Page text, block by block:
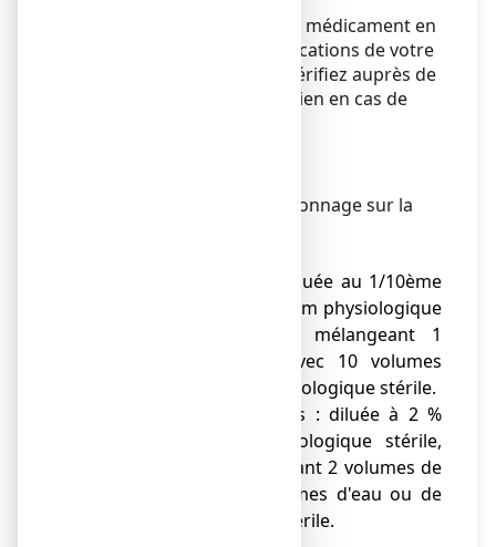
Veillez à toujours utiliser ce médicament en
suivant exactement les indications de votre
médecin ou pharmacien. Vérifiez auprès de
votre médecin ou pharmacien en cas de
Utilisation pure : en badigeonnage sur la
● lavage des plaies : diluée au 1/10ème
avec de l'eau ou du sérum physiologique
stérile, c'est-à-dire en mélangeant 1
volume de solution avec 10 volumes
d'eau ou de sérum physiologique stérile.
● irrigations des plaies : diluée à 2 %
dans du sérum physiologique stérile,
c'est-à-dire en mélangeant 2 volumes de
solution avec 100 volumes d'eau ou de
sérum physiologique stérile.